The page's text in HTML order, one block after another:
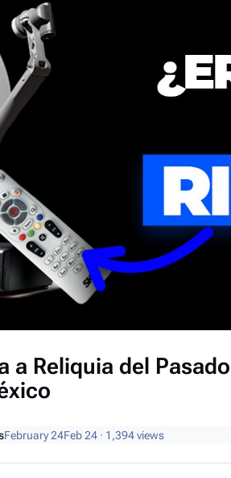
a Reliquia del
February 24Feb 24· 1,394 views